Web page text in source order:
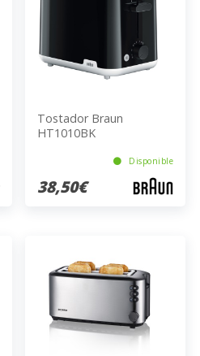
Tostador Braun
HT1010BK
Disponible
38,50€